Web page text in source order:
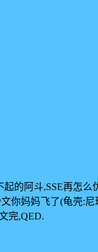
的阿斗,SSE再怎么
你妈妈飞了(龟壳:尼
完,QED.